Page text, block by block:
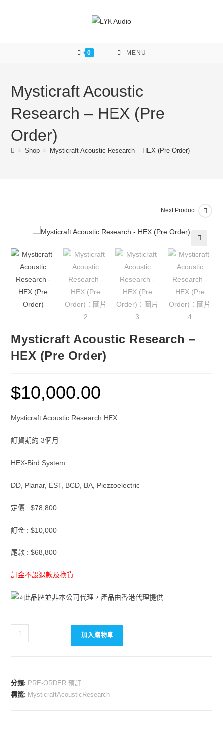
0 MENU
Mysticraft Acoustic
Research – HEX (Pre
Order)
> Shop > Mysticraft Acoustic Research – HEX (Pre Order)
Next Product
🔍
Mysticraft Acoustic Research –
HEX (Pre Order)
$10,000.00
Mysticraft Acoustic Research HEX
訂貨期約 3個月
HEX-Bird System
DD, Planar, EST, BCD, BA, Piezzoelectric
定價 : $78,800
訂金 : $10,000
尾款 : $68,800
訂金不設退款及換貨
此品牌並非本公司代理，產品由香港代理提供
Mysticraft
Acoustic
HEX
(Pre
加入購物車
分類: PRE-ORDER 預訂
標籤: MysticraftAcousticResearch